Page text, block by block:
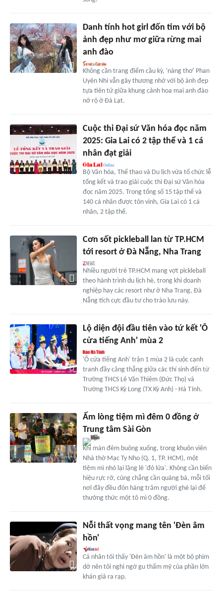
Danh tính hot girl đốn tim với bộ
ảnh đẹp như mơ giữa rừng mai
anh đào
Không cần trang điểm cầu kỳ, 'nàng thơ' Phan
Uyên Nhi vẫn gây thương nhớ với bộ ảnh đẹp
tựa tiên tử giữa khung cảnh hoa mai anh đào
nở rộ ở Đà Lạt.
Cuộc thi Đại sứ Văn hóa đọc năm
2025: Gia Lai có 2 tập thể và 1 cá
nhân đạt giải
Bộ Văn hóa, Thể thao và Du lịch vừa tổ chức lễ
tổng kết và trao giải cuộc thi Đại sứ Văn hóa
đọc năm 2025. Trong tổng số 15 tập thể và
140 cá nhân được tôn vinh, Gia Lai có 1 cá
nhân, 2 tập thể.
Cơn sốt pickleball lan từ TP.HCM
tới resort ở Đà Nẵng, Nha Trang
Nhiều người trẻ TP.HCM mang vợt pickleball
theo hành trình du lịch hè, trong khi doanh
nghiệp hay các resort như ở Nha Trang, Đà
Nẵng tích cực đầu tư cho trào lưu này.
Lộ diện đội đầu tiên vào tứ kết 'Ô
cửa tiếng Anh' mùa 2
'Ô cửa tiếng Anh' trận 1 mùa 2 là cuộc cạnh
tranh đầy căng thẳng giữa các thí sinh đến từ
Trường THCS Lê Văn Thiêm (Đức Thọ) và
Trường THCS Kỳ Long (TX Kỳ Anh) - Hà Tĩnh.
Ấm lòng tiệm mì đêm 0 đồng ở
Trung tâm Sài Gòn
Khi màn đêm buông xuống, trong khuôn viên
Nhà thờ Mạc Ty Nho (Q. 1, TP. HCM), một
tiệm mì nhỏ lại lặng lẽ 'đỏ lửa'. Không cần biển
hiệu rực rỡ, cũng chẳng cần quảng bá, mỗi tối
nơi đây đều đón hàng trăm người ghé lại để
thưởng thức một tô mì 0 đồng.
Nỗi thất vọng mang tên 'Đèn âm
hồn'
Cá nhân tôi thấy 'Đèn âm hồn' là một bộ phim
dở nên tôi nghi ngờ gu thẩm mỹ của phần lớn
khán giả ra rạp.